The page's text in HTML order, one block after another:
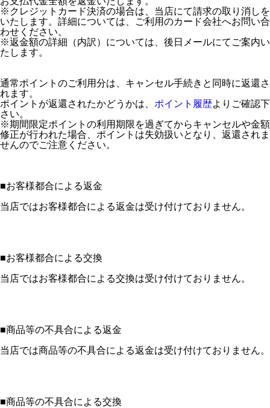
※クレジットカード決済の場合は、当店にて請求の取り消しを
いたします。詳細については、ご利用のカード会社へお問い合
わせください。
※返金額の詳細（内訳）については、後日メールにてご案内い
たします。
通常ポイントのご利用分は、キャンセル手続きと同時に返還さ
れます。
ポイントが返還されたかどうかは、 ポイント履歴よりご確認下
さい。
※期間限定ポイントの利用期限を過ぎてからキャンセルや金額
修正が行われた場合、ポイントは失効扱いとなり、返還されま
せんのでご注意ください。
■お客様都合による返金
当店ではお客様都合による返金は受け付けておりません。
■お客様都合による交換
当店ではお客様都合による交換は受け付けておりません。
■商品等の不具合による返金
当店では商品等の不具合による返金は受け付けておりません。
■商品等の不具合による交換